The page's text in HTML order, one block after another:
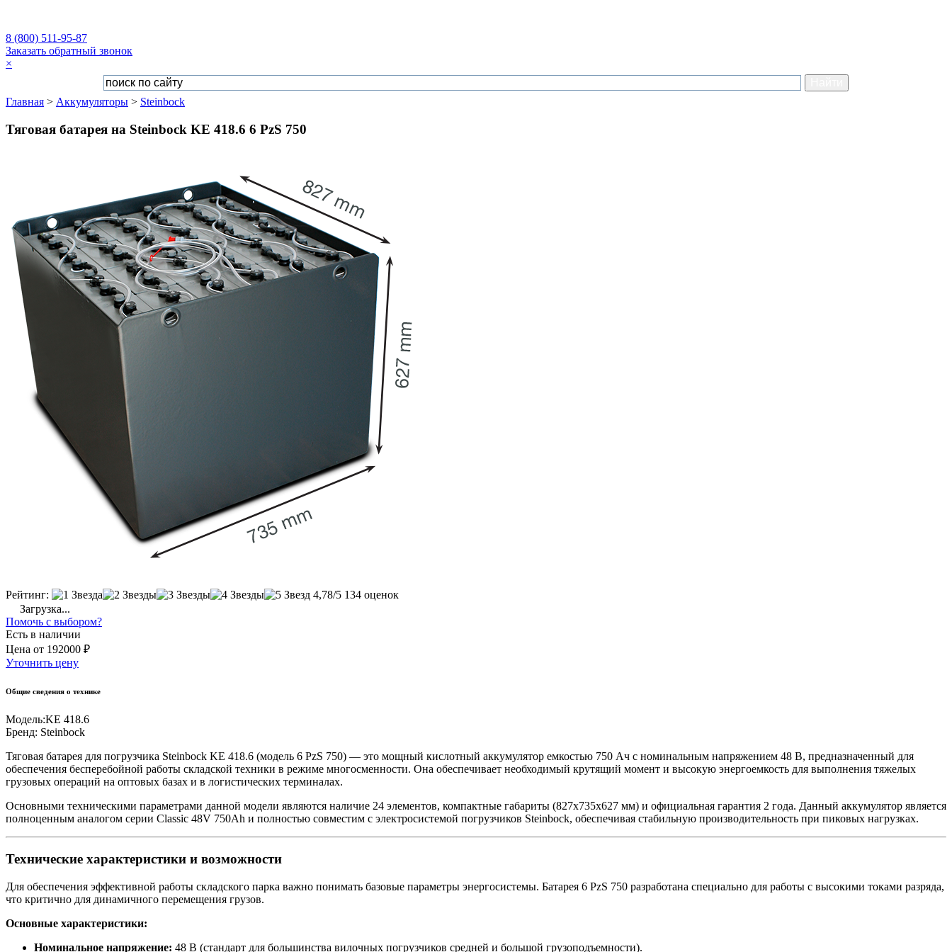
8 (800) 511-95-87
Заказать обратный звонок
×
Главная > Аккумуляторы > Steinbock
Тяговая батарея на Steinbock KE 418.6 6 PzS 750
Рейтинг: 4,78/5 134 оценок
Загрузка...
Помочь с выбором?
Есть в наличии
Цена от 192000 ₽
Уточнить цену
Общие сведения о технике
Модель:KE 418.6
Бренд: Steinbock
Тяговая батарея для погрузчика Steinbock KE 418.6 (модель 6 PzS 750) — это мощный кислотный аккумулятор емкостью 750 Ач с номинальным напряжением 48 В, предназначенный для
обеспечения бесперебойной работы складской техники в режиме многосменности. Она обеспечивает необходимый крутящий момент и высокую энергоемкость для выполнения тяжелых
грузовых операций на оптовых базах и в логистических терминалах.
Основными техническими параметрами данной модели являются наличие 24 элементов, компактные габариты (827x735x627 мм) и официальная гарантия 2 года. Данный аккумулятор является
полноценным аналогом серии Classic 48V 750Ah и полностью совместим с электросистемой погрузчиков Steinbock, обеспечивая стабильную производительность при пиковых нагрузках.
Технические характеристики и возможности
Для обеспечения эффективной работы складского парка важно понимать базовые параметры энергосистемы. Батарея 6 PzS 750 разработана специально для работы с высокими токами разряда,
что критично для динамичного перемещения грузов.
Основные характеристики:
Номинальное напряжение: 48 В (стандарт для большинства вилочных погрузчиков средней и большой грузоподъемности).